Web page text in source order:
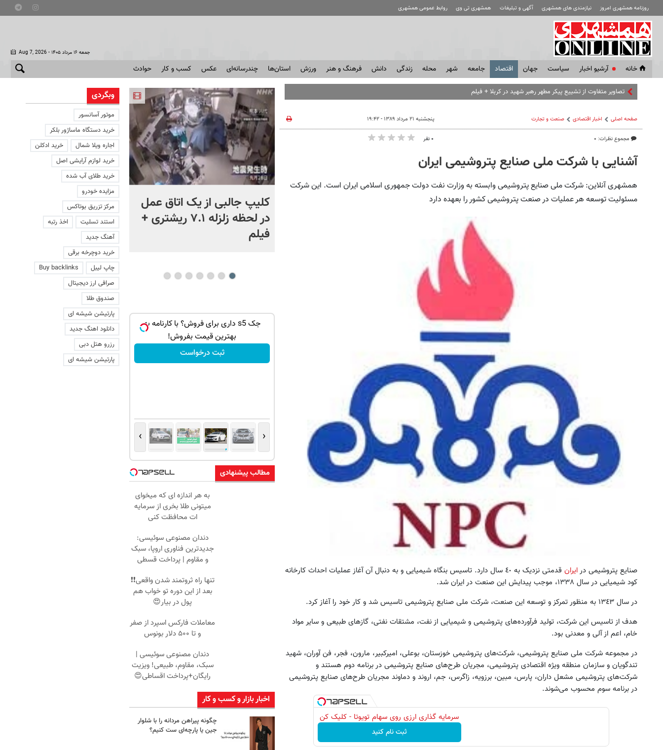
روزنامه همشهری امروز نیازمندی های همشهری آگهی و تبلیغات همشهری تی وی روابط عمومی همشهری
Aug 7, 2026 - جمعه ۱۶ مرداد ۱۴۰۵
خانه آرشیو اخبار سياست جهان اقتصاد جامعه شهر محله زندگی دانش فرهنگ و هنر ورزش استان‌ها چندرسانه‌ای عکس کسب و کار حوادث
تصاویر متفاوت از تشییع پیکر مطهر رهبر شهید در کربلا + فیلم
صفحه اصلی اخبار اقتصادی صنعت و تجارت
مجموع نظرات: ۰
پنجشنبه ۲۱ مرداد ۱۳۸۹ - ۱۹:۴۲
۰ نفر
آشنایی با شرکت ملی صنایع پتروشیمی ایران
همشهری آنلاین: شرکت ملی صنایع پتروشیمی وابسته به وزارت نفت دولت جمهوری اسلامی ایران است. این شرکت
مسئولیت توسعه هر عملیات در صنعت پتروشیمی کشور را بعهده دارد
صنایع پتروشیمی درایران
قدمتی نزدیک به ٤٠ سال دارد. تاسیس بنگاه شیمیایی و به دنبال آن آغاز عملیات احداث کارخانه
کود شیمیایی در سال ١٣٣٨، موجب پیدایش این صنعت در ایران شد.
در سال ١٣٤٣ به منظور تمرکز و توسعه این صنعت، شرکت ملی صنایع پتروشیمی تاسیس شد و کار خود را آغاز کرد.
هدف از تاسیس این شرکت، تولید فرآورده‌های پتروشیمی و شیمیایی از نفت، مشتقات نفتی، گازهای طبیعی و سایر مواد
خام، اعم از آلی و معدنی بود.
در مجموعه شرکت ملی صنایع پتروشیمی، شرکت‌های پتروشیمی خوزستان، بوعلی، امیرکبیر، مارون، فجر، فن آوران، شهید
تندگویان و سازمان منطقه ویژه اقتصادی پتروشیمی، مجریان طرح‌های صنایع پتروشیمی در برنامه دوم هستند و
شرکت‌های پتروشیمی مشعل داران، پارس، مبین، برزویه، زاگرس، جم، اروند و دماوند مجریان طرح‌های صنایع پتروشیمی
در برنامه سوم محسوب می‌شوند.
سرمایه گذاری ارزی روی سهام تویوتا - کلیک کن
ثبت نام کنید
کلیپ جالبی از یک اتاق عمل
در لحظه زلزله ۷.۱ ریشتری +
فیلم
تصاویر متفاوت از تشییع
مطهر رهبر شهید در کربلا +
فیلم
سریع و راحت بفروش
ثبت خودرو ✅
جک s5 داری برای فروش؟ با کارنامه به
بهترین قیمت بفروش!
ثبت درخواست
‹
›
مطالب پیشنهادی
به هر اندازه ای که میخوای
میتونی طلا بخری از سرمایه
ات محافظت کنی
دندان مصنوعی سوئیسی:
جدیدترین فناوری اروپا، سبک
و مقاوم | پرداخت قسطی
تنها راه ثروتمند شدن واقعی❗❗
بعد از این دوره تو خواب هم
پول در بیار😍
معاملات فارکس اسپرد از صفر
و تا ۵۰۰ دلار بونوس
دندان مصنوعی سوئیسی |
سبک، مقاوم، طبیعی! ویزیت
رایگان+پرداخت اقساطی😍
اخبار بازار و کسب و کار
چگونه پیراهن مردانه را با شلوار
جین یا پارچه‌ای ست کنیم؟
وبگردی
موتور آسانسور
خرید دستگاه ماساژور بلکر
اجاره ویلا شمال
خرید ادکلن
خرید لوازم آرایشی اصل
خرید طلای آب شده
مزایده خودرو
مرکز تزریق بوتاکس
استند تسلیت
اخذ رتبه
آهنگ جدید
خرید دوچرخه برقی
چاپ لیبل
Buy backlinks
صرافی ارز دیجیتال
صندوق طلا
پارتیشن شیشه ای
دانلود اهنگ جدید
رزرو هتل دبی
پارتیشن شیشه ای